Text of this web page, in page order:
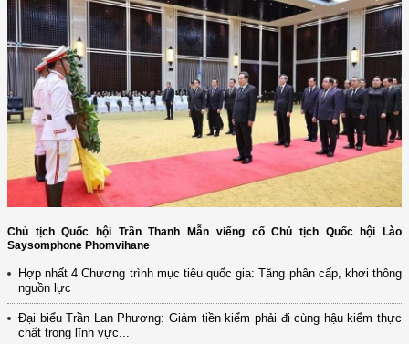
Chủ tịch Quốc hội Trần Thanh Mẫn viếng cố Chủ tịch Quốc hội Lào
Saysomphone Phomvihane
Hợp nhất 4 Chương trình mục tiêu quốc gia: Tăng phân cấp, khơi thông
nguồn lực
Đại biểu Trần Lan Phương: Giảm tiền kiểm phải đi cùng hậu kiểm thực
chất trong lĩnh vực...